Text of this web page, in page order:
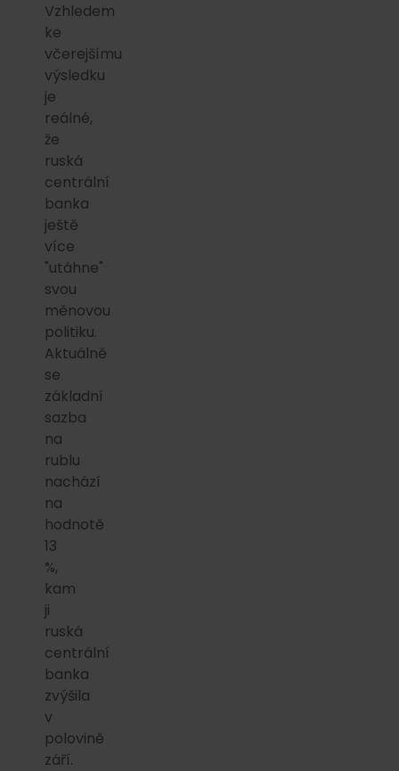
Vzhledem
ke
včerejšímu
výsledku
je
reálné,
že
ruská
centrální
banka
ještě
více
"utáhne"
svou
měnovou
politiku.
Aktuálně
se
základní
sazba
na
rublu
nachází
na
hodnotě
13
%,
kam
ji
ruská
centrální
banka
zvýšila
v
polovině
září.